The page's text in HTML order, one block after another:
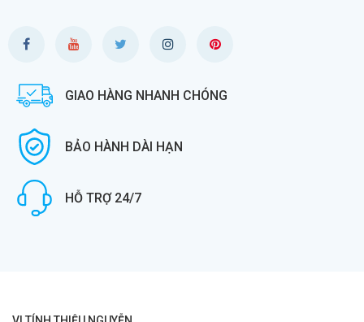
GIAO HÀNG NHANH CHÓNG
BẢO HÀNH DÀI HẠN
HỖ TRỢ 24/7